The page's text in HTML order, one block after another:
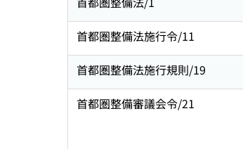
首都圏整備法施行令/11
首都圏整備法施行規則/19
首都圏整備審議会令/21